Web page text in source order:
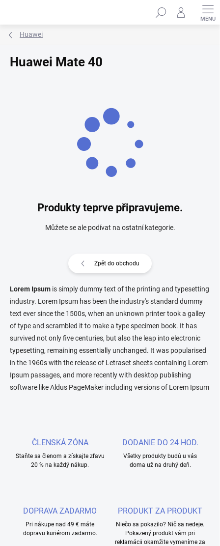
Hledat
Huawei
Huawei Mate 40
Produkty teprve připravujeme.
Můžete se ale podívat na ostatní kategorie.
Zpět do obchodu
Lorem Ipsum is simply dummy text of the printing and typesetting
industry. Lorem Ipsum has been the industry's standard dummy
text ever since the 1500s, when an unknown printer took a galley
of type and scrambled it to make a type specimen book. It has
survived not only five centuries, but also the leap into electronic
typesetting, remaining essentially unchanged. It was popularised
in the 1960s with the release of Letraset sheets containing Lorem
Ipsum passages, and more recently with desktop publishing
software like Aldus PageMaker including versions of Lorem Ipsum
ČLENSKÁ ZÓNA
Staňte sa členom a získajte zľavu
20 % na každý nákup.
DODANIE DO 24 HOD.
Všetky produkty budú u vás
doma už na druhý deň.
DOPRAVA ZADARMO
Pri nákupe nad 49 € máte
dopravu kuriérom zadarmo.
PRODUKT ZA PRODUKT
Niečo sa pokazilo? Nič sa nedeje.
Pokazený produkt vám pri
reklamácii okamžite vymeníme za